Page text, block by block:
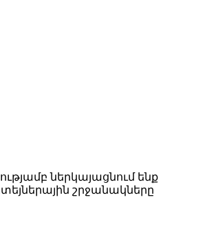
ներկայացնում ենք
շրջանակները